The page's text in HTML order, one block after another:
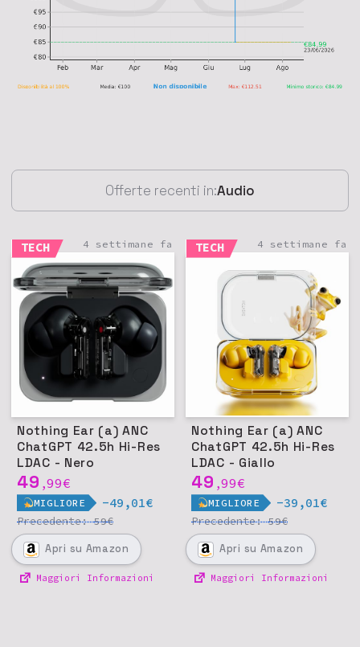
Offerte recenti in:Audio
TECH 4 settimane fa
Nothing Ear (a) ANC
ChatGPT 42.5h Hi-Res
LDAC - Nero
49 ,99€
MIGLIORE -49,01€
Precedente:59€
Apri su Amazon
Maggiori Informazioni
TECH 4 settimane fa
Nothing Ear (a) ANC
ChatGPT 42.5h Hi-Res
LDAC - Giallo
49 ,99€
MIGLIORE -39,01€
Precedente:59€
Apri su Amazon
Maggiori Informazioni